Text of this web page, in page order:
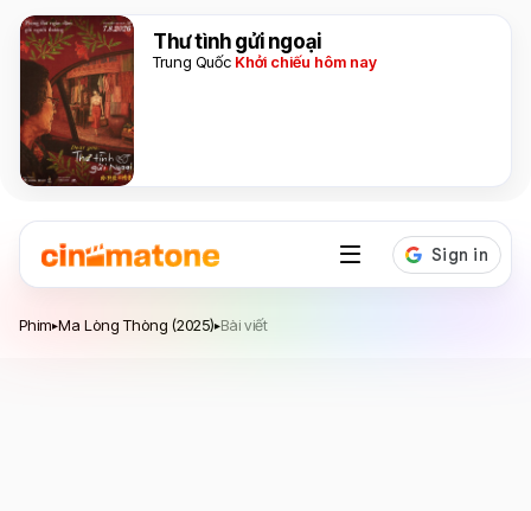
Thư tình gửi ngoại
Trung Quốc Khởi chiếu hôm nay
Phim▸Ma Lòng Thòng (2025)▸Bài viết